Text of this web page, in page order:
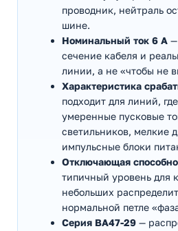
проводник, нейтраль
шине.
Номинальный ток 6 А —
сечение кабеля и
линии, а не «чтобы не
Характеристика
подходит для линий,
умеренные пусковые
светильников, мелкие
импульсные блоки
Отключающая
типичный уровень для
небольших
нормальной петле
Серия ВА47-29 —